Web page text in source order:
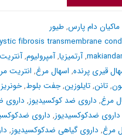
دام پارس,طیور
fibrosis transmembrane
,آرتمیزیا,آمپرولیوم,آنتریت
قیری پرنده, اسهال مرغ, انتریت
,تانن,تایلوزین,جفت بلوط,
مرغ, داروی ضد کوکسیدیوز, داروی
داروی ضدکوکسیدیوز, داروی
مرغ, داروی گیاهی ضدکوکسیدیوز,